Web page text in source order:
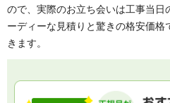
ので、実際のお立ち会いは工事当
ーディーな見積りと驚きの格安価
きます。